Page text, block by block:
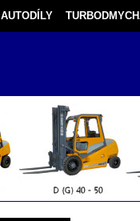
AUTODÍLY